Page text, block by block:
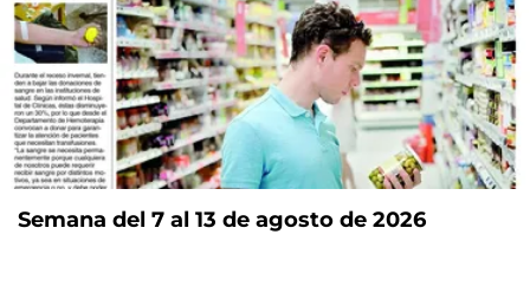
Semana del 7 al 13 de agosto de 2026